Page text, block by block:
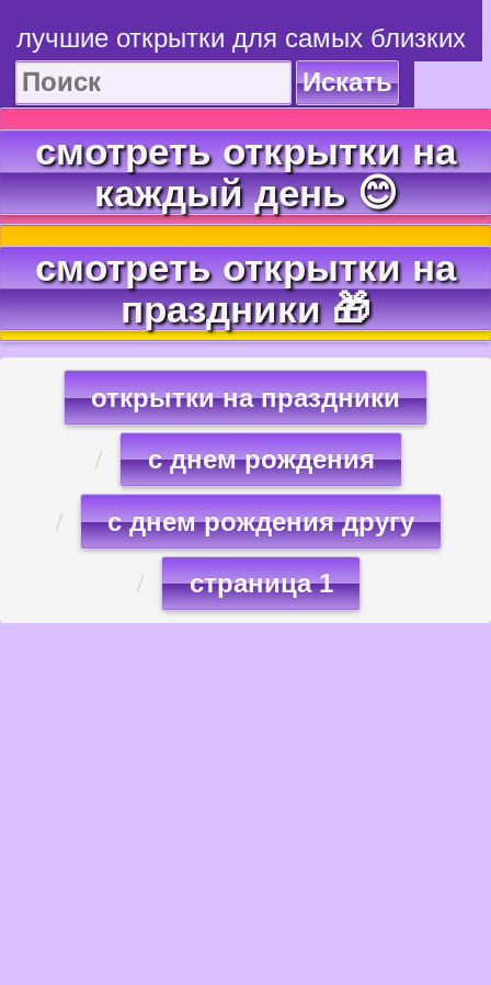
лучшие открытки для самых близких
Искать
смотреть открытки на
каждый день 😊
смотреть открытки на
праздники 🎁
открытки на праздники
с днем рождения
с днем рождения другу
страница 1